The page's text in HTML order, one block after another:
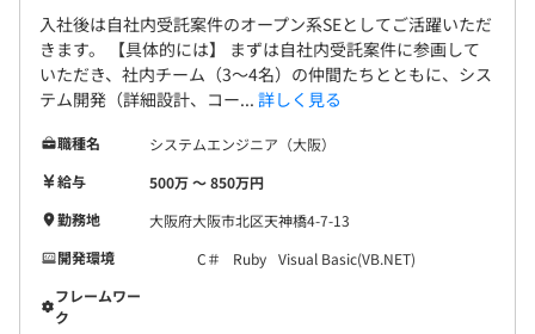
入社後は自社内受託案件のオープン系SEとしてご活躍いただ
きます。 【具体的には】 まずは自社内受託案件に参画して
いただき、社内チーム（3〜4名）の仲間たちとともに、シス
テム開発（詳細設計、コー... 詳しく見る
職種名
システムエンジニア（大阪）
給与
500万 〜 850万円
勤務地
大阪府大阪市北区天神橋4-7-13
開発環境
C＃ Ruby Visual Basic(VB.NET)
フレームワー
ク